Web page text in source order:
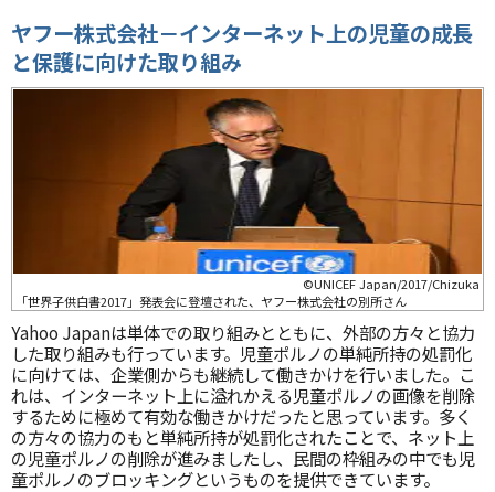
ヤフー株式会社－インターネット上の児童の成長
と保護に向けた取り組み
©UNICEF Japan/2017/Chizuka
「世界子供白書2017」発表会に登壇された、ヤフー株式会社の別所さん
Yahoo Japanは単体での取り組みとともに、外部の方々と協力
した取り組みも行っています。児童ポルノの単純所持の処罰化
に向けては、企業側からも継続して働きかけを行いました。こ
れは、インターネット上に溢れかえる児童ポルノの画像を削除
するために極めて有効な働きかけだったと思っています。多く
の方々の協力のもと単純所持が処罰化されたことで、ネット上
の児童ポルノの削除が進みましたし、民間の枠組みの中でも児
童ポルノのブロッキングというものを提供できています。